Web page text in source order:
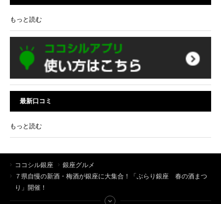
もっと読む
最新口コミ
もっと読む
ココシル銀座
銀座グルメ
７県自慢の新酒・梅酒が銀座に大集合！「ぶらり銀座 春の酒まつ
り」開催！